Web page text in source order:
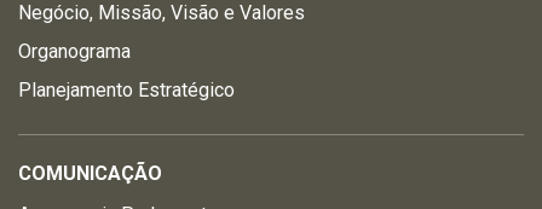
Negócio, Missão, Visão e Valores
Organograma
Planejamento Estratégico
COMUNICAÇÃO